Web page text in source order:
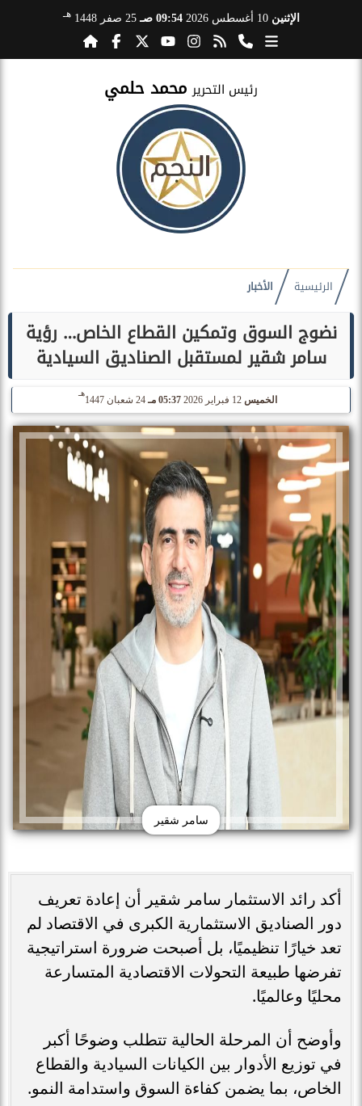
الإثنين 10 أغسطس 2026 09:54 صـ 25 صفر 1448 هـ
رئيس التحرير محمد حلمي
الرئيسية الأخبار
نضوج السوق وتمكين القطاع الخاص… رؤية
سامر شقير لمستقبل الصناديق السيادية
الخميس 05:37 مـ 24 شعبان 1447
هـ
سامر شقير
أكد رائد الاستثمار سامر شقير أن إعادة تعريف
دور الصناديق الاستثمارية الكبرى في الاقتصاد لم
تعد خيارًا تنظيميًا، بل أصبحت ضرورة استراتيجية
تفرضها طبيعة التحولات الاقتصادية المتسارعة
محليًا وعالميًا.
وأوضح أن المرحلة الحالية تتطلب وضوحًا أكبر
في توزيع الأدوار بين الكيانات السيادية والقطاع
الخاص، بما يضمن كفاءة السوق واستدامة النمو.